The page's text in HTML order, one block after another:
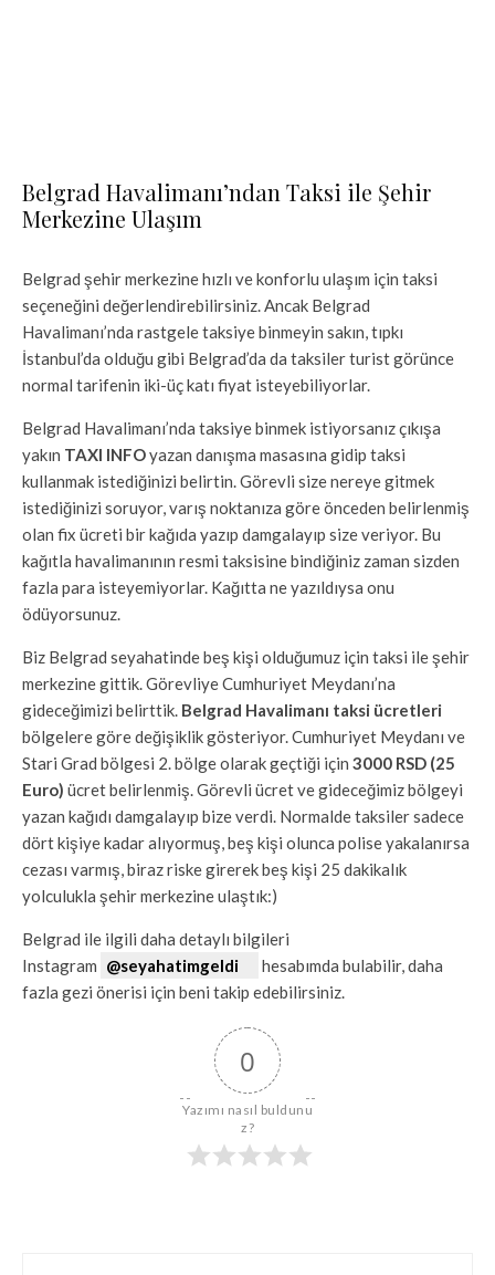
Belgrad Havalimanı’ndan Taksi ile Şehir
Merkezine Ulaşım
Belgrad şehir merkezine hızlı ve konforlu ulaşım için taksi
seçeneğini değerlendirebilirsiniz. Ancak Belgrad
Havalimanı’nda rastgele taksiye binmeyin sakın, tıpkı
İstanbul’da olduğu gibi Belgrad’da da taksiler turist görünce
normal tarifenin iki-üç katı fiyat isteyebiliyorlar.
Belgrad Havalimanı’nda taksiye binmek istiyorsanız çıkışa
yakın TAXI INFOyazan danışma masasına gidip taksi
kullanmak istediğinizi belirtin. Görevli size nereye gitmek
istediğinizi soruyor, varış noktanıza göre önceden belirlenmiş
olan fix ücreti bir kağıda yazıp damgalayıp size veriyor. Bu
kağıtla havalimanının resmi taksisine bindiğiniz zaman sizden
fazla para isteyemiyorlar. Kağıtta ne yazıldıysa onu
ödüyorsunuz.
Biz Belgrad seyahatinde beş kişi olduğumuz için taksi ile şehir
merkezine gittik. Görevliye Cumhuriyet Meydanı’na
gideceğimizi belirttik. Belgrad Havalimanı taksi ücretleri
bölgelere göre değişiklik gösteriyor. Cumhuriyet Meydanı ve
Stari Grad bölgesi 2. bölge olarak geçtiği için 3000 RSD (25
Euro) ücret belirlenmiş. Görevli ücret ve gideceğimiz bölgeyi
yazan kağıdı damgalayıp bize verdi. Normalde taksiler sadece
dört kişiye kadar alıyormuş, beş kişi olunca polise yakalanırsa
cezası varmış, biraz riske girerek beş kişi 25 dakikalık
yolculukla şehir merkezine ulaştık:)
Belgrad ile ilgili daha detaylı bilgileri
Instagram @seyahatimgeldi
hesabımda bulabilir, daha
fazla gezi önerisi için beni takip edebilirsiniz.
0
Yazımı nasıl buldunu
z?